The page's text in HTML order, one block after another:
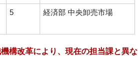
5 経済部 中央卸売市場
構改革により、現在の担当課と異な